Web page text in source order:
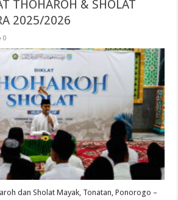
THOHAROH & SHOLAT
2025/2026
0
dan Sholat Mayak, Tonatan, Ponorogo –